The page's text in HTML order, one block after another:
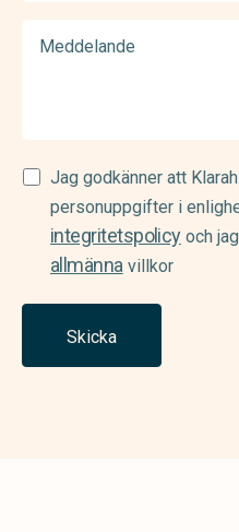
Samtycke
(Required)
Jag godkänner att
personuppgifter i
integritetspolicyoch
allmännavillkor
Skicka